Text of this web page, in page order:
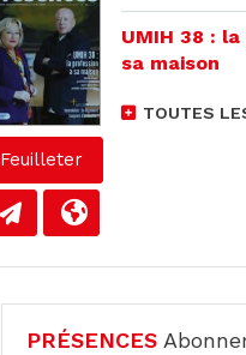
Feuilleter
UMIH 38 :
sa maison
TOUTES
PRÉSENCES